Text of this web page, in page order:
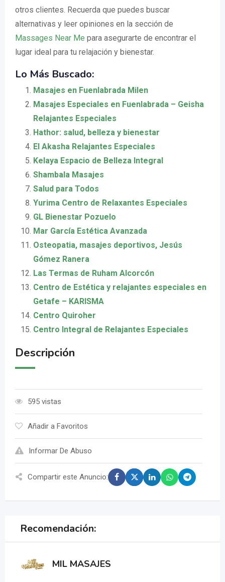
otros clientes. Recuerda que puedes buscar
alternativas y leer opiniones en la sección de
Massages Near Me para asegurarte de encontrar el
lugar ideal para tu relajación y bienestar.
Lo Más Buscado:
Masajes en Fuenlabrada Milen
Masajes Especiales en Fuenlabrada – Geisha
Relajantes Especiales
Hathor: salud, belleza y bienestar
El Akasha Relajantes Especiales
Kelaya Espacio de Belleza Integral
Shambala Masajes
Salud para Todos
Yurima Centro de Relaxantes Especiales
GL Bienestar Pozuelo
Mar García Estética Avanzada
Osteopatia, masajes deportivos, Jesús
Gómez Ranera
Las Termas de Ruham Alcorcón
Centro de Estética y relajantes especiales en
Getafe – KARISMA
Centro Quiroher
Centro Integral de Relajantes Especiales
Descripción
595 vistas
Añadir a Favoritos
Informar De Abuso
Compartir este Anuncio:
Recomendación:
MIL MASAJES